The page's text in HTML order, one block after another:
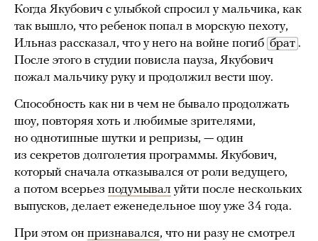
Когда Якубович с улыбкой спросил у мальчика, как
так вышло, что ребенок попал в морскую пехоту,
Ильназ рассказал, что у него на войне погиб брат .
После этого в студии повисла пауза, Якубович
пожал мальчику руку и продолжил вести шоу.
Способность как ни в чем не бывало продолжать
шоу, повторяя хоть и любимые зрителями,
но однотипные шутки и репризы, — один
из секретов долголетия программы. Якубович,
который сначала отказывался от роли ведущего,
а потом всерьез подумывал уйти после нескольких
выпусков, делает еженедельное шоу уже 34 года.
При этом он признавался, что ни разу не смотрел